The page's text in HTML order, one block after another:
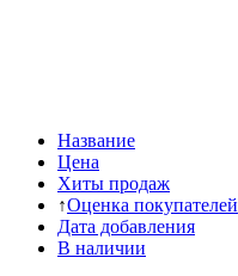
Название
Цена
Хиты продаж
↑Оценка покупателей
Дата добавления
В наличии